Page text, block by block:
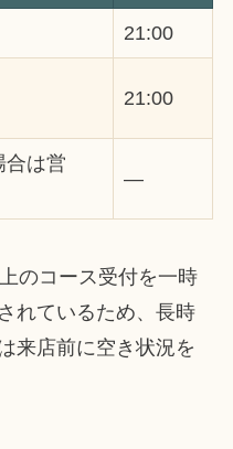
21:00
21:00
合は営
―
のコース受付を一時
れているため、長時
来店前に空き状況を